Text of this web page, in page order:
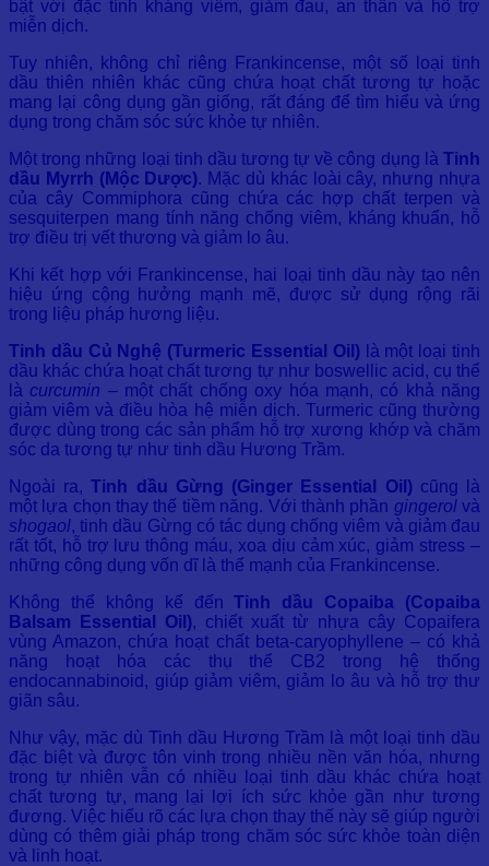
bật với đặc tính kháng viêm, giảm đau, an thần và hỗ trợ
miễn dịch.
Tuy nhiên, không chỉ riêng Frankincense, một số loại tinh
dầu thiên nhiên khác cũng chứa hoạt chất tương tự hoặc
mang lại công dụng gần giống, rất đáng để tìm hiểu và ứng
dụng trong chăm sóc sức khỏe tự nhiên.
Một trong những loại tinh dầu tương tự về công dụng là Tinh
dầu Myrrh (Mộc Dược). Mặc dù khác loài cây, nhưng nhựa
của cây Commiphora cũng chứa các hợp chất terpen và
sesquiterpen mang tính năng chống viêm, kháng khuẩn, hỗ
trợ điều trị vết thương và giảm lo âu.
Khi kết hợp với Frankincense, hai loại tinh dầu này tạo nên
hiệu ứng cộng hưởng mạnh mẽ, được sử dụng rộng rãi
trong liệu pháp hương liệu.
Tinh dầu Củ Nghệ (Turmeric Essential Oil)là một loại tinh
dầu khác chứa hoạt chất tương tự như boswellic acid, cụ thể
là curcumin – một chất chống oxy hóa mạnh, có khả năng
giảm viêm và điều hòa hệ miễn dịch. Turmeric cũng thường
được dùng trong các sản phẩm hỗ trợ xương khớp và chăm
sóc da tương tự như tinh dầu Hương Trầm.
Ngoài ra,Tinh dầu Gừng (Ginger Essential Oil)cũng là
một lựa chọn thay thế tiềm năng. Với thành phần gingerolvà
shogaol, tinh dầu Gừng có tác dụng chống viêm và giảm đau
rất tốt, hỗ trợ lưu thông máu, xoa dịu cảm xúc, giảm stress –
những công dụng vốn dĩ là thế mạnh của Frankincense.
Không thể không kể đếnTinh dầu Copaiba (Copaiba
Balsam Essential Oil), chiết xuất từ nhựa cây Copaifera
vùng Amazon, chứa hoạt chất beta-caryophyllene – có khả
năng hoạt hóa các thụ thể CB2 trong hệ thống
endocannabinoid, giúp giảm viêm, giảm lo âu và hỗ trợ thư
giãn sâu.
Như vậy, mặc dù Tinh dầu Hương Trầm là một loại tinh dầu
đặc biệt và được tôn vinh trong nhiều nền văn hóa, nhưng
trong tự nhiên vẫn có nhiều loại tinh dầu khác chứa hoạt
chất tương tự, mang lại lợi ích sức khỏe gần như tương
đương. Việc hiểu rõ các lựa chọn thay thế này sẽ giúp người
dùng có thêm giải pháp trong chăm sóc sức khỏe toàn diện
và linh hoạt.